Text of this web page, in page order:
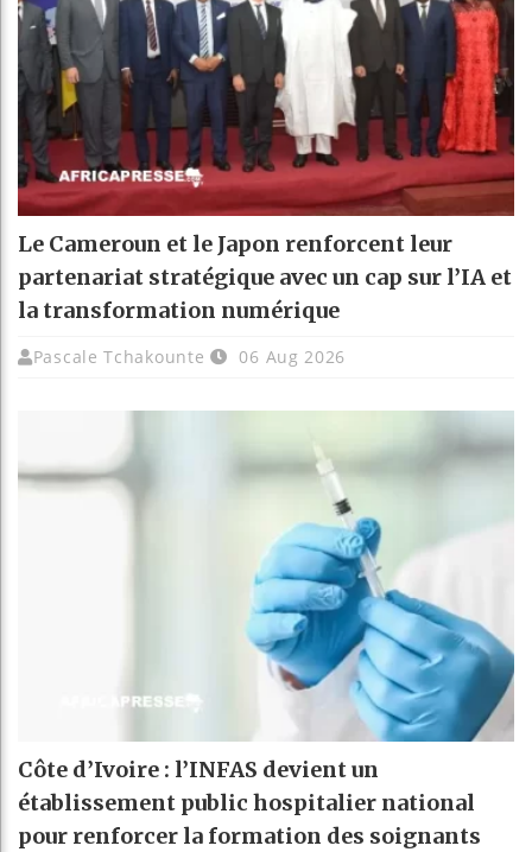
Le Cameroun et le Japon renforcent leur
partenariat stratégique avec un cap sur l’IA et
la transformation numérique
Pascale Tchakounte 06 Aug 2026
Côte d’Ivoire : l’INFAS devient un
établissement public hospitalier national
pour renforcer la formation des soignants